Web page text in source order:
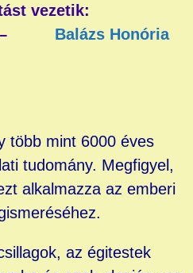
vezetik:
Balázs Honória
több mint 6000 éves
tudomány. Megfigyel,
alkalmazza az emberi
az égitestek